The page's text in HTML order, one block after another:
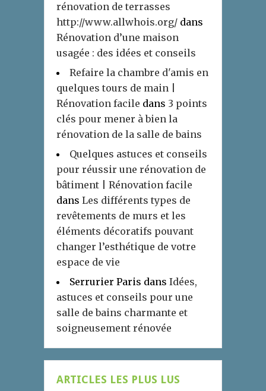
rénovation de terrasses
http://www.allwhois.org/ dans
Rénovation d’une maison
usagée : des idées et conseils
Refaire la chambre d'amis en
quelques tours de main |
Rénovation facile dans 3 points
clés pour mener à bien la
rénovation de la salle de bains
Quelques astuces et conseils
pour réussir une rénovation de
bâtiment | Rénovation facile
dans Les différents types de
revêtements de murs et les
éléments décoratifs pouvant
changer l’esthétique de votre
espace de vie
Serrurier Paris dans Idées,
astuces et conseils pour une
salle de bains charmante et
soigneusement rénovée
ARTICLES LES PLUS LUS